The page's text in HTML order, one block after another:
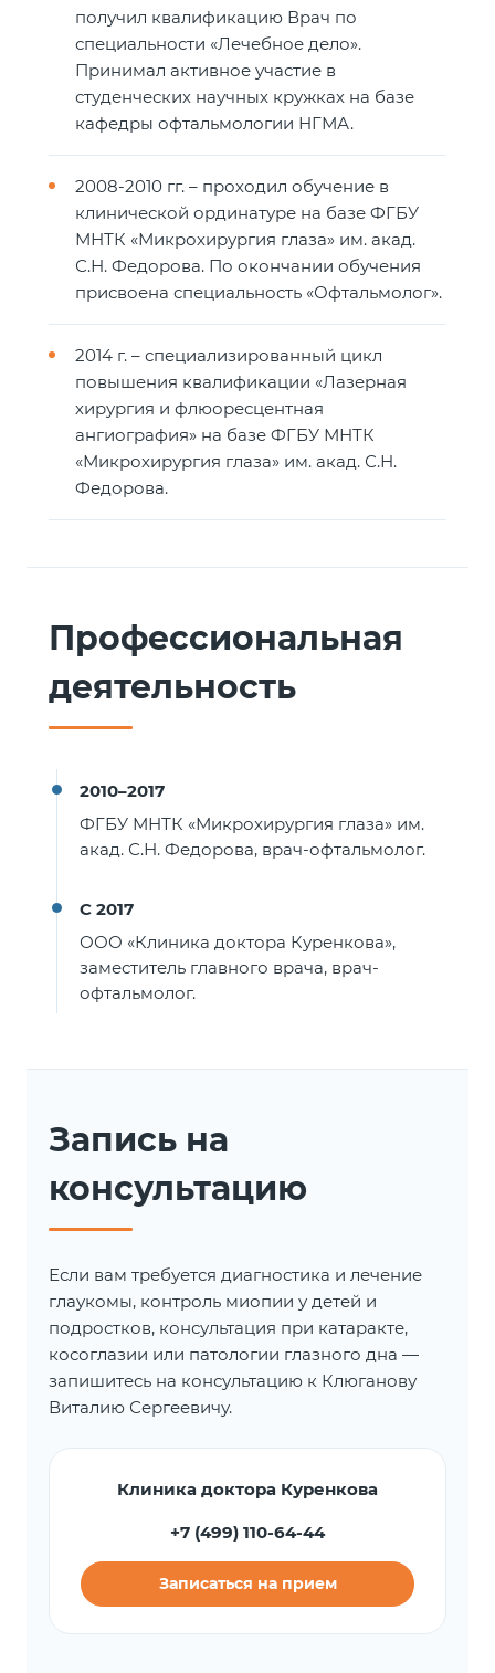
получил квалификацию Врач по
специальности «Лечебное дело».
Принимал активное участие в
студенческих научных кружках на базе
кафедры офтальмологии НГМА.
2008-2010 гг. – проходил обучение в
клинической ординатуре на базе ФГБУ
МНТК «Микрохирургия глаза» им. акад.
С.Н. Федорова. По окончании обучения
присвоена специальность «Офтальмолог».
2014 г. – специализированный цикл
повышения квалификации «Лазерная
хирургия и флюоресцентная
ангиография» на базе ФГБУ МНТК
«Микрохирургия глаза» им. акад. С.Н.
Федорова.
Профессиональная
деятельность
2010–2017
ФГБУ МНТК «Микрохирургия глаза» им.
акад. С.Н. Федорова, врач-офтальмолог.
С 2017
ООО «Клиника доктора Куренкова»,
заместитель главного врача, врач-
офтальмолог.
Запись на
консультацию
Если вам требуется диагностика и лечение
глаукомы, контроль миопии у детей и
подростков, консультация при катаракте,
косоглазии или патологии глазного дна —
запишитесь на консультацию к Клюганову
Виталию Сергеевичу.
Клиника доктора Куренкова
+7 (499) 110-64-44
Записаться на прием